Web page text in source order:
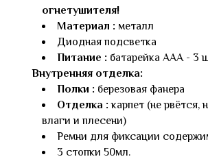
огнетушителя!
Материал : металл
Диодная подсветка
Питание : батарейка AAA - 3
Внутренняя отделка:
Полки : березовая фанера
Отделка :карпет (не рвётся,
влаги и плесени)
Ремни для фиксации
3 стопки 50мл.